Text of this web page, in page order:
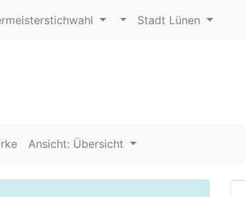
Stadt Lünen
Ansicht: Übersicht